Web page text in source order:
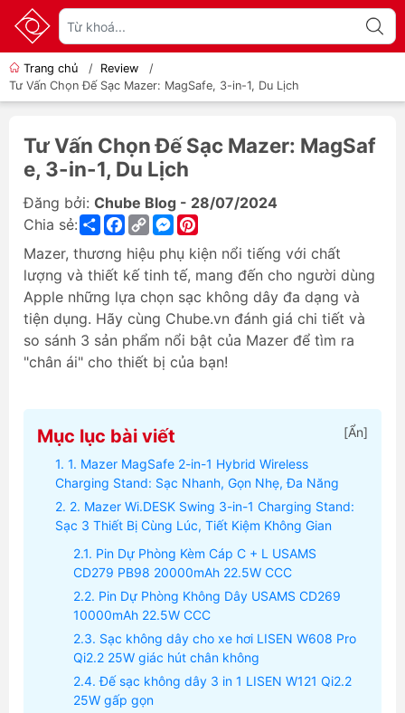
Trang chủ / Review
/
Tư Vấn Chọn Đế Sạc Mazer: MagSafe, 3-in-1, Du Lịch
Tư Vấn Chọn Đế Sạc Mazer: MagSaf
e, 3-in-1, Du Lịch
Đăng bởi: Chube Blog - 28/07/2024
Chia sẻ:
ShareFacebook
Copy
Link
Messenger
Mazer, thương hiệu phụ kiện nổi tiếng với chất
lượng và thiết kế tinh tế, mang đến cho người dùng
Apple những lựa chọn sạc không dây đa dạng và
tiện dụng. Hãy cùng Chube.vn đánh giá chi tiết và
so sánh 3 sản phẩm nổi bật của Mazer để tìm ra
"chân ái" cho thiết bị của bạn!
Mục lục bài viết [Ẩn]
1. Mazer MagSafe 2-in-1 Hybrid Wireless
Charging Stand: Sạc Nhanh, Gọn Nhẹ, Đa Năng
2. Mazer Wi.DESK Swing 3-in-1 Charging Stand:
Sạc 3 Thiết Bị Cùng Lúc, Tiết Kiệm Không Gian
Pin Dự Phòng Kèm Cáp C + L USAMS
CD279 PB98 20000mAh 22.5W CCC
Pin Dự Phòng Không Dây USAMS CD269
10000mAh 22.5W CCC
Sạc không dây cho xe hơi LISEN W608 Pro
Qi2.2 25W giác hút chân không
Đế sạc không dây 3 in 1 LISEN W121 Qi2.2
25W gấp gọn